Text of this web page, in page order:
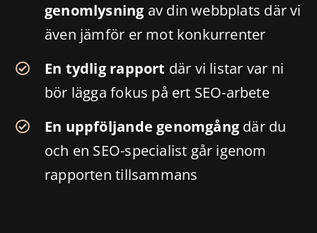
genomlysning av din webbplats där vi
även jämför er mot konkurrenter
En tydlig rapport där vi listar var ni
bör lägga fokus på ert SEO-arbete
En uppföljande genomgång där du
och en SEO-specialist går igenom
rapporten tillsammans